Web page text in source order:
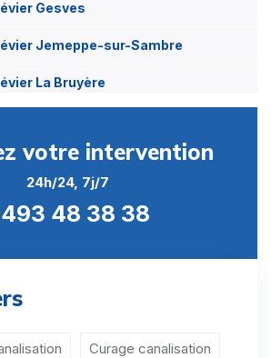
Gesves
Jemeppe-sur-Sambre
La Bruyère
Namur
Ohey
Sombreffe
Aische-en-Refail
votre intervention
24h/24, 7j/7
48 38 38
Curage canalisation